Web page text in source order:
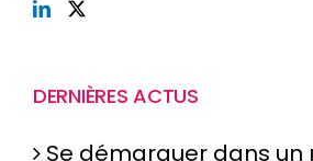
DERNIÈRES ACTUS
Se démarquer dans un